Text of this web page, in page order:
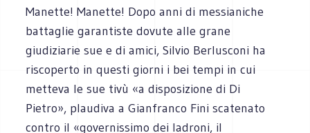
Manette! Manette! Dopo anni di messianiche
battaglie garantiste dovute alle grane
giudiziarie sue e di amici, Silvio Berlusconi ha
riscoperto in questi giorni i bei tempi in cui
metteva le sue tivù «a disposizione di Di
Pietro», plaudiva a Gianfranco Fini scatenato
contro il «governissimo dei ladroni, il